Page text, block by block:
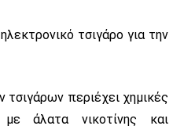
τσιγάρο για την
περιέχει χημικές
με άλατα νικοτίνης και